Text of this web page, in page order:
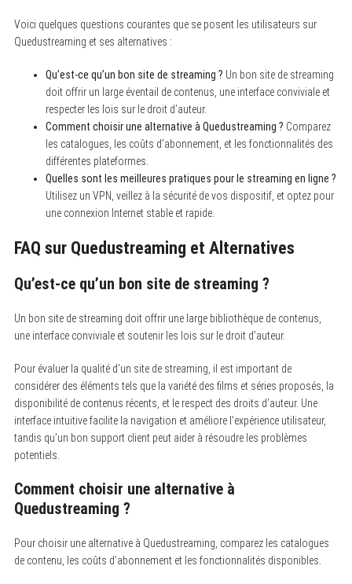
Voici quelques questions courantes que se posent les utilisateurs sur
Quedustreaming et ses alternatives :
Qu’est-ce qu’un bon site de streaming ? Un bon site de streaming
doit offrir un large éventail de contenus, une interface conviviale et
respecter les lois sur le droit d’auteur.
Comment choisir une alternative à Quedustreaming ? Comparez
les catalogues, les coûts d’abonnement, et les fonctionnalités des
différentes plateformes.
Quelles sont les meilleures pratiques pour le streaming en ligne ?
Utilisez un VPN, veillez à la sécurité de vos dispositif, et optez pour
une connexion Internet stable et rapide.
FAQ sur Quedustreaming et Alternatives
Qu’est-ce qu’un bon site de streaming ?
Un bon site de streaming doit offrir une large bibliothèque de contenus,
une interface conviviale et soutenir les lois sur le droit d’auteur.
Pour évaluer la qualité d’un site de streaming, il est important de
considérer des éléments tels que la variété des films et séries proposés, la
disponibilité de contenus récents, et le respect des droits d’auteur. Une
interface intuitive facilite la navigation et améliore l’expérience utilisateur,
tandis qu’un bon support client peut aider à résoudre les problèmes
potentiels.
Comment choisir une alternative à
Quedustreaming ?
Pour choisir une alternative à Quedustreaming, comparez les catalogues
de contenu, les coûts d’abonnement et les fonctionnalités disponibles.